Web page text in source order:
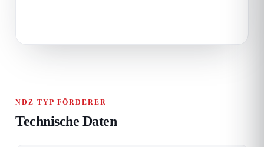
NDZ TYP FÖRDERER
Technische Daten